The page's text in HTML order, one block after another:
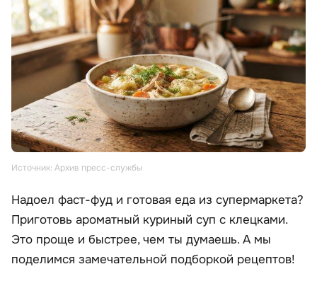
Источник: Архив пресс-службы
Надоел фаст-фуд и готовая еда из супермаркета?
Приготовь ароматный куриный суп с клецками.
Это проще и быстрее, чем ты думаешь. А мы
поделимся замечательной подборкой рецептов!